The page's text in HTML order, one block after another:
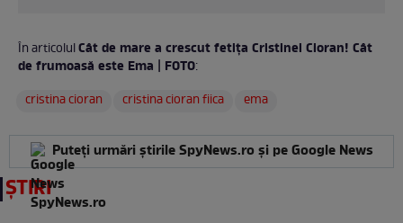
În articolulCât de mare a crescut fetița Cristinei Cioran! Cât
de frumoasă este Ema | FOTO:
cristina cioran
cristina cioran fiica ema
Puteți urmări știrile SpyNews.ro și pe Google News
ȘTIRI